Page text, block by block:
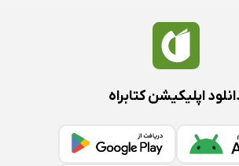
اپلیکیشن کتابراه